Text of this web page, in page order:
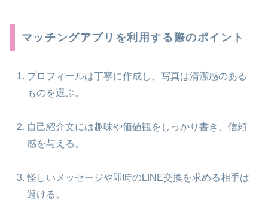
マッチングアプリを利用する際のポイント
プロフィールは丁寧に作成し、写真は清潔感のある
ものを選ぶ。
自己紹介文には趣味や価値観をしっかり書き、信頼
感を与える。
怪しいメッセージや即時のLINE交換を求める相手は
避ける。